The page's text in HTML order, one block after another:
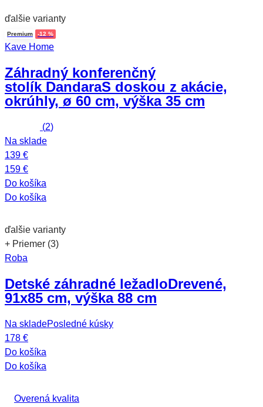
ďalšie varianty
Premium -12 %
Kave Home
Záhradný konferenčný
stolík DandaraS doskou z akácie,
okrúhly, ø 60 cm, výška 35 cm
(2)
Na sklade
139 €
159 €
Do košíka
Do košíka
ďalšie varianty
+ Priemer (3)
Roba
Detské záhradné ležadloDrevené,
91x85 cm, výška 88 cm
Na skladePosledné kúsky
178 €
Do košíka
Do košíka
Overená kvalita